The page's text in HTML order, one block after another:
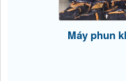
Máy phun